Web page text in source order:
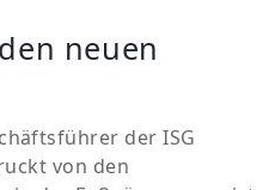
neuen
der ISG
von den